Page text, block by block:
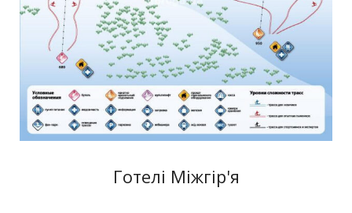
Готелі Міжгір'я